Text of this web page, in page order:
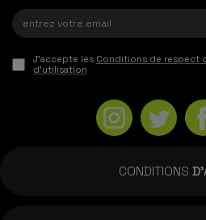
J'accepte les Conditions de respect
d'utilisation
CONDITIONS